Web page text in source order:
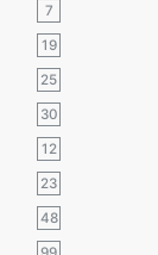
7
19
25
30
12
23
48